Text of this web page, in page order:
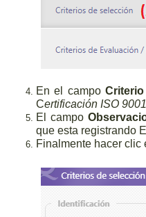
En el campo
Certificación ISO
El campo
que esta registrando
Finalmente hacer clic